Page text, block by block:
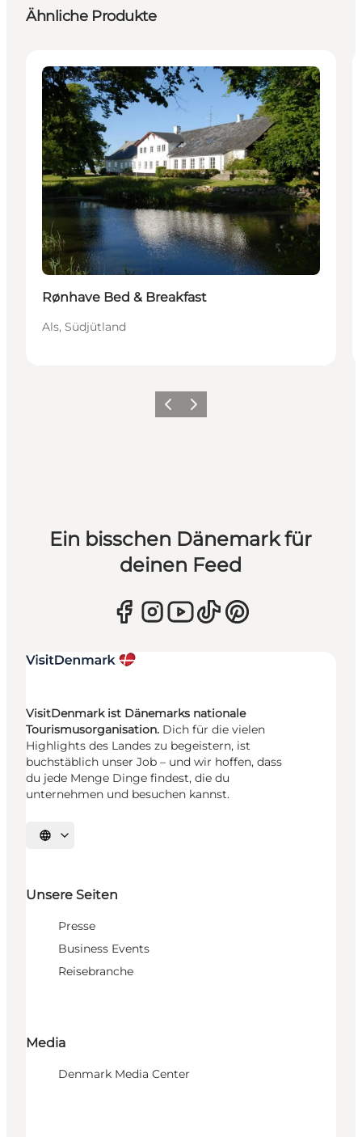
Ähnliche Produkte
Unterkünfte
Rønhave Bed & Breakfast
Als, Südjütland
ZurückWeiter
Ein bisschen Dänemark für
deinen Feed
VisitDenmark ist Dänemarks nationale
Tourismusorganisation. Dich für die vielen
Highlights des Landes zu begeistern, ist
buchstäblich unser Job – und wir hoffen, dass
du jede Menge Dinge findest, die du
unternehmen und besuchen kannst.
Sprache auswählen
Unsere Seiten
Presse
Business Events
Reisebranche
Media
Denmark Media Center